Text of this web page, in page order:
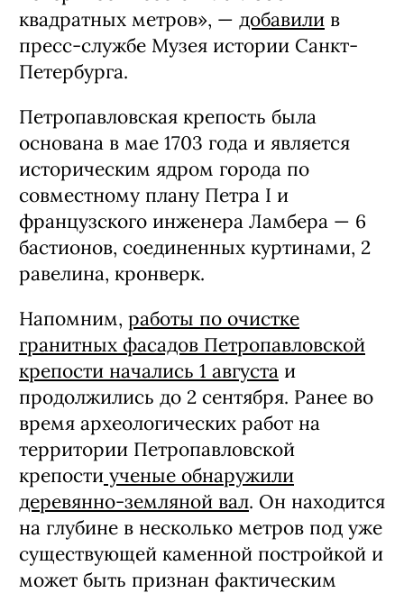
квадратных метров», — добавили в
пресс-службе Музея истории Санкт-
Петербурга.
Петропавловская крепость была
основана в мае 1703 года и является
историческим ядром города по
совместному плану Петра I и
французского инженера Ламбера — 6
бастионов, соединенных куртинами, 2
равелина, кронверк.
Напомним, работы по очистке
гранитных фасадов Петропавловской
крепости начались 1 августа и
продолжились до 2 сентября. Ранее во
время археологических работ на
территории Петропавловской
крепости ученые обнаружили
деревянно-земляной вал. Он находится
на глубине в несколько метров под уже
существующей каменной постройкой и
может быть признан фактическим